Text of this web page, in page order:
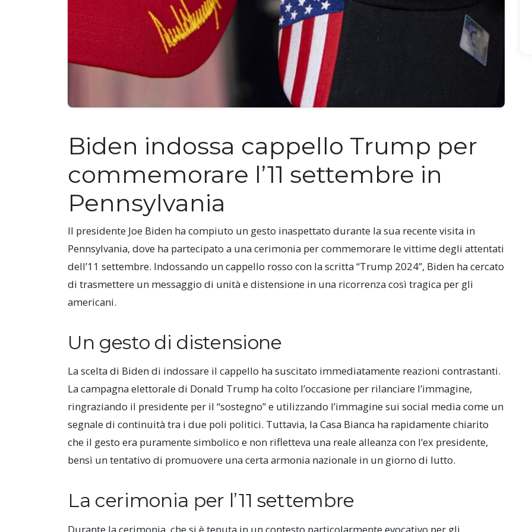
Biden indossa cappello Trump per
commemorare l’11 settembre in
Pennsylvania
Il presidente Joe Biden ha compiuto un gesto inaspettato durante la sua recente visita in
Pennsylvania, dove ha partecipato a una cerimonia per commemorare le vittime degli attentati
dell’11 settembre. Indossando un cappello rosso con la scritta “Trump 2024”, Biden ha cercato
di trasmettere un messaggio di unità e distensione in una ricorrenza così tragica per gli
americani.
Un gesto di distensione
La scelta di Biden di indossare il cappello ha suscitato immediatamente reazioni contrastanti.
La campagna elettorale di Donald Trump ha colto l’occasione per rilanciare l’immagine,
ringraziando il presidente per il “sostegno” e utilizzando l’immagine sui social media come un
segnale di continuità tra i due poli politici. Tuttavia, la Casa Bianca ha rapidamente chiarito
che il gesto era puramente simbolico e non rifletteva una reale alleanza con l’ex presidente,
bensì un tentativo di promuovere una certa armonia nazionale in un giorno di lutto.
La cerimonia per l’11 settembre